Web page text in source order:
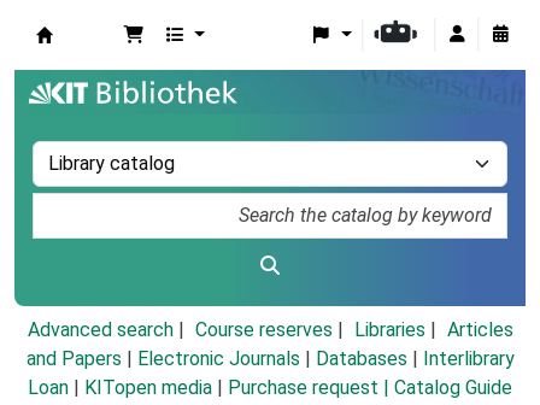
Advanced search Course reserves Libraries
Articles
and Papers
Electronic Journals Databases
Interlibrary
Loan
KITopen media Purchase request | Catalog Guide